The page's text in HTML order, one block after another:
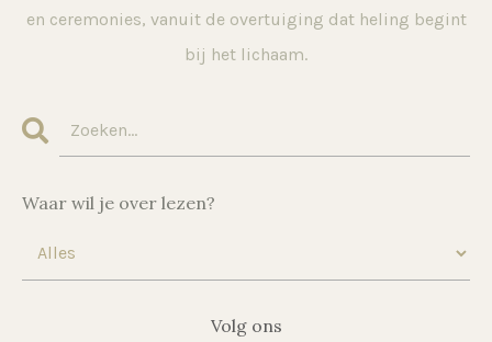
en ceremonies, vanuit de overtuiging dat heling begint
bij het lichaam.
Waar wil je over lezen?
Volg ons